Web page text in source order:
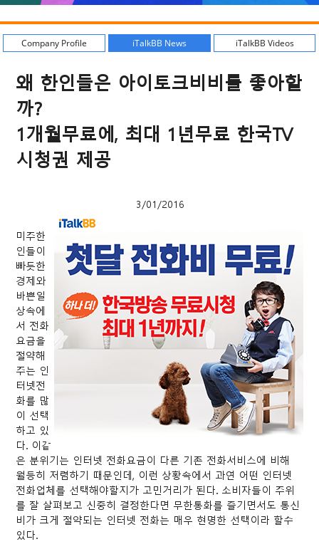
Company Profile iTalkBB News iTalkBB Videos
왜 한인들은 아이토크비비를 좋아할
까?
1개월무료에, 최대 1년무료 한국TV
시청권 제공
3/01/2016
미주한
인들이
빠듯한
경제와
바쁜일
상속에
서 전화
요금을
절약해
주는 인
터넷전
화를 많
이 선택
하고 있
다. 이같
은 분위기는 인터넷 전화요금이 다른 기존 전화서비스에 비해
월등히 저렴하기 때문인데, 이런 상황속에서 과연 어떤 인터넷
전화업체를 선택해야할지가 고민거리가 된다. 소비자들이 주위
를 잘 살펴보고 신중히 결정한다면 무한통화를 즐기면서도 통신
비가 크게 절약되는 인터넷 전화는 매우 현명한 선택이라 할수
있다.